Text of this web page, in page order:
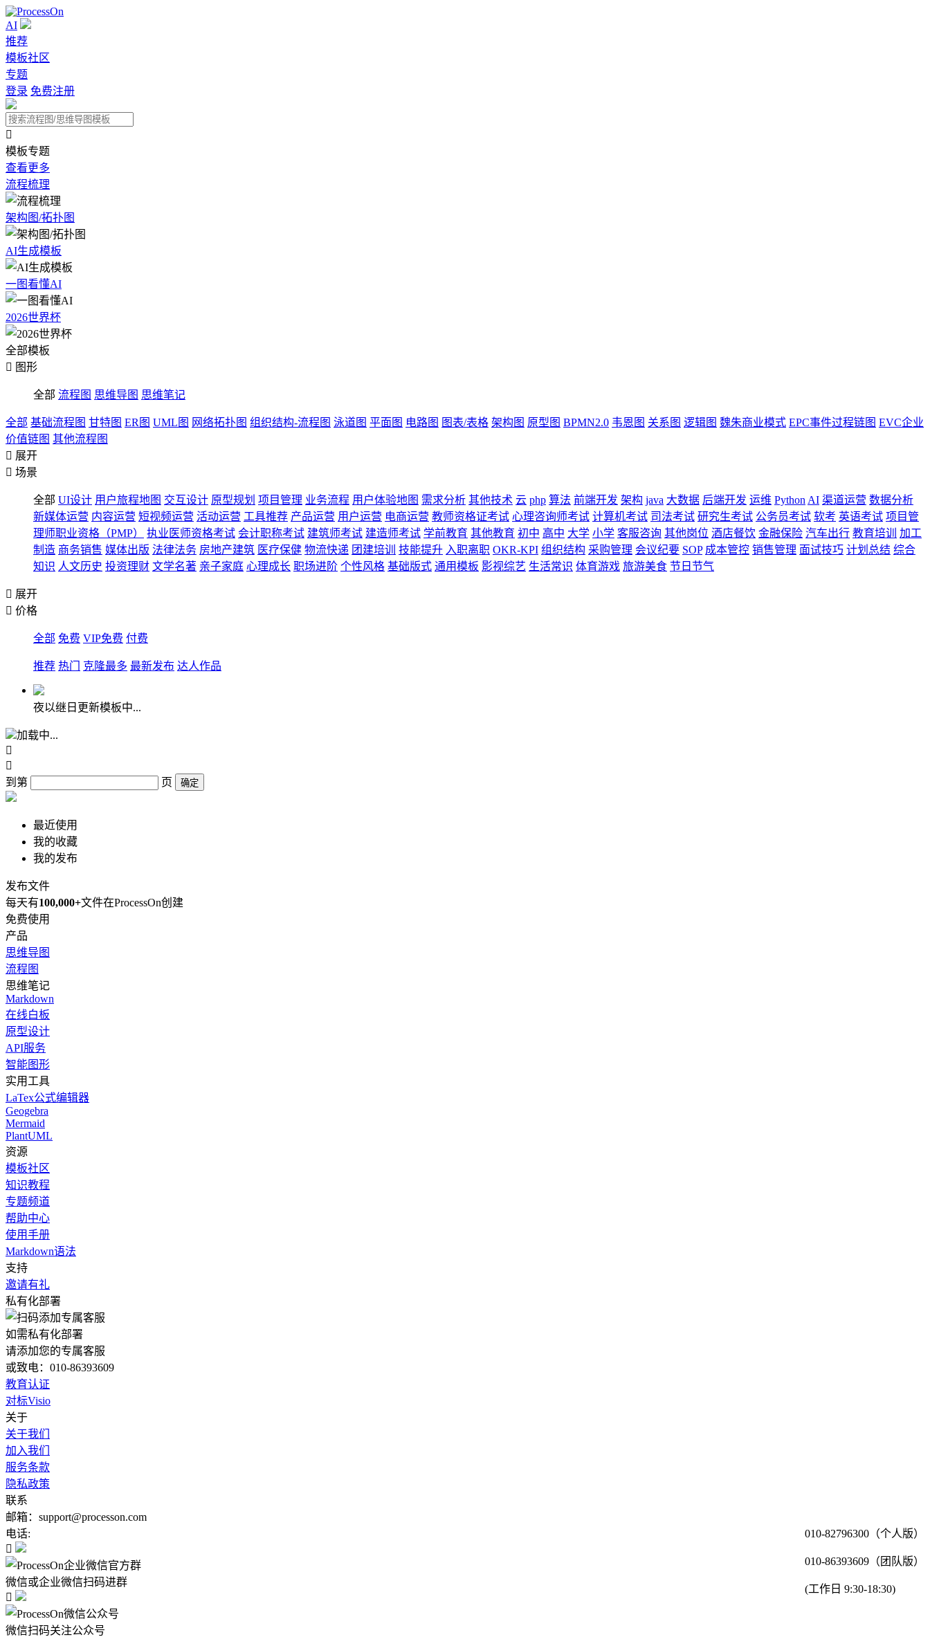
AI
推荐
模板社区
专题
登录 免费注册

模板专题
查看更多
流程梳理
架构图/拓扑图
AI生成模板
一图看懂AI
2026世界杯
全部模板
 图形
全部 流程图 思维导图 思维笔记
全部 基础流程图 甘特图 ER图 UML图 网络拓扑图 组织结构-流程图 泳道图 平面图 电路图 图表/表格 架构图 原型图 BPMN2.0 韦恩图 关系图 逻辑图 魏朱商业模式 EPC事件过程链图 EVC企业
价值链图 其他流程图
 展开
 场景
全部 UI设计 用户旅程地图 交互设计 原型规划 项目管理 业务流程 用户体验地图 需求分析 其他技术 云 php 算法 前端开发 架构 java 大数据 后端开发 运维 Python AI 渠道运营 数据分析
新媒体运营 内容运营 短视频运营 活动运营 工具推荐 产品运营 用户运营 电商运营 教师资格证考试 心理咨询师考试 计算机考试 司法考试 研究生考试 公务员考试 软考 英语考试 项目管
理师职业资格（PMP）
执业医师资格考试 会计职称考试 建筑师考试 建造师考试 学前教育 其他教育 初中 高中 大学 小学 客服咨询 其他岗位 酒店餐饮 金融保险 汽车出行 教育培训
加工
制造 商务销售 媒体出版 法律法务 房地产建筑 医疗保健 物流快递 团建培训 技能提升 入职离职 OKR-KPI 组织结构 采购管理 会议纪要 SOP 成本管控 销售管理 面试技巧 计划总结 综合
知识 人文历史 投资理财 文学名著 亲子家庭 心理成长 职场进阶 个性风格 基础版式 通用模板 影视综艺 生活常识 体育游戏 旅游美食 节日节气
 展开
 价格
全部 免费 VIP免费 付费
推荐 热门 克隆最多 最新发布 达人作品
夜以继日更新模板中...
加载中...


到第
页 确定
最近使用
我的收藏
我的发布
发布文件
每天有100,000+文件在ProcessOn创建
免费使用
产品
思维导图
流程图
思维笔记
Markdown
在线白板
原型设计
API服务
智能图形
实用工具
LaTex公式编辑器
Geogebra
Mermaid
PlantUML
资源
模板社区
知识教程
专题频道
帮助中心
使用手册
Markdown语法
支持
邀请有礼
私有化部署
如需私有化部署
请添加您的专属客服
或致电：010-86393609
教育认证
对标Visio
关于
关于我们
加入我们
服务条款
隐私政策
联系
邮箱：support@processon.com
电话:
010-82796300（个人版）
010-86393609（团队版）
(工作日 9:30-18:30)

微信或企业微信扫码进群

微信扫码关注公众号